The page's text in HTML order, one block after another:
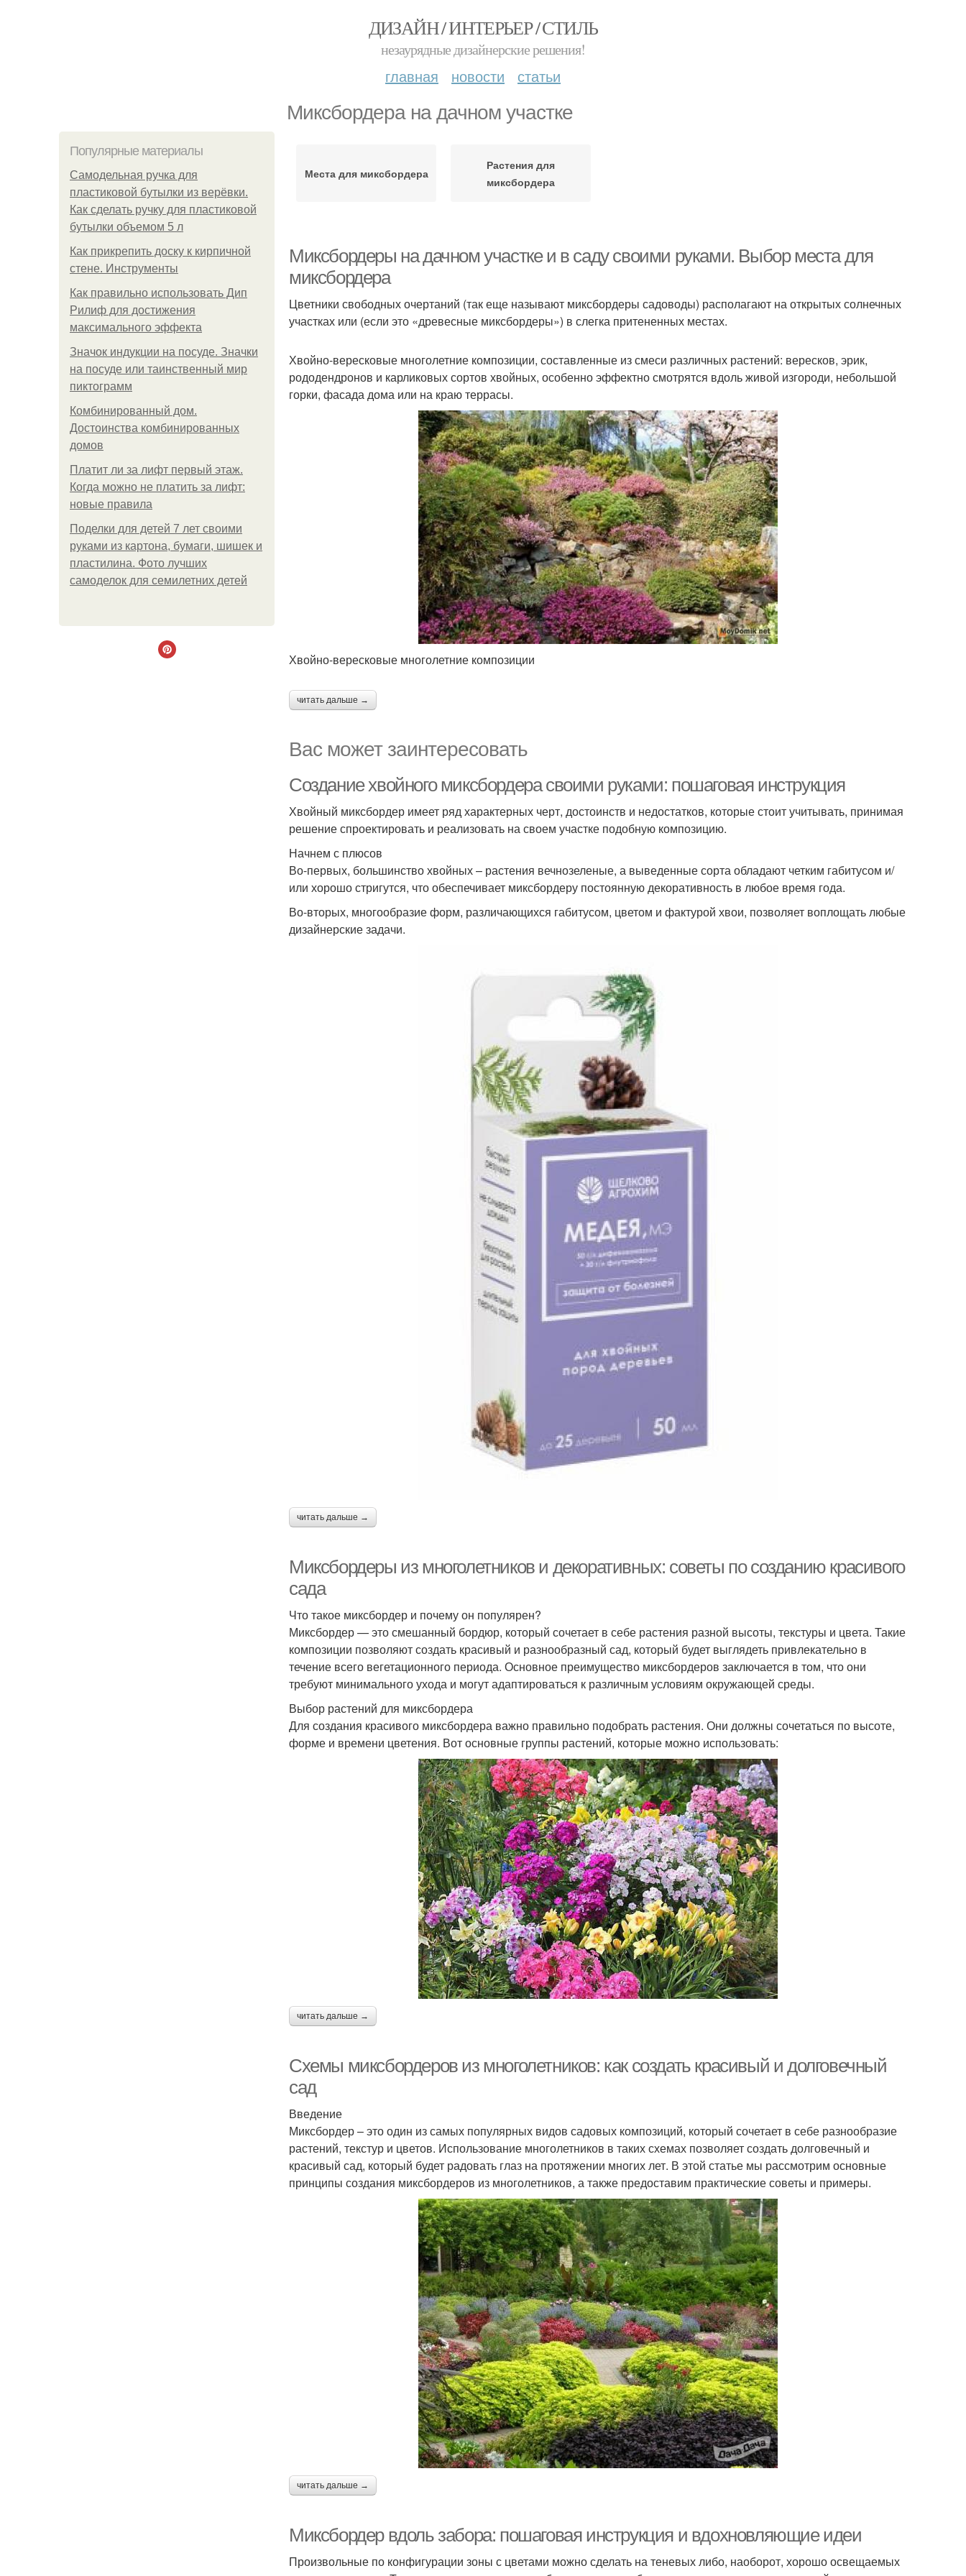
ДИЗАЙН / ИНТЕРЬЕР / СТИЛЬ
незаурядные дизайнерские решения!
главная новости статьи
Миксбордера на дачном участке
Популярные материалы
Самодельная ручка для
пластиковой бутылки из верёвки.
Как сделать ручку для пластиковой
бутылки объемом 5 л
Как прикрепить доску к кирпичной
стене. Инструменты
Как правильно использовать Дип
Рилиф для достижения
максимального эффекта
Значок индукции на посуде. Значки
на посуде или таинственный мир
пиктограмм
Комбинированный дом.
Достоинства комбинированных
домов
Платит ли за лифт первый этаж.
Когда можно не платить за лифт:
новые правила
Поделки для детей 7 лет своими
руками из картона, бумаги, шишек и
пластилина. Фото лучших
самоделок для семилетних детей
Места для миксбордера
Растения для
миксбордера
Миксбордеры на дачном участке и в саду своими руками. Выбор места для
миксбордера
Цветники свободных очертаний (так еще называют миксбордеры садоводы) располагают на открытых солнечных
участках или (если это «древесные миксбордеры») в слегка притененных местах.
Хвойно-вересковые многолетние композиции, составленные из смеси различных растений: вересков, эрик,
рододендронов и карликовых сортов хвойных, особенно эффектно смотрятся вдоль живой изгороди, небольшой
горки, фасада дома или на краю террасы.
Хвойно-вересковые многолетние композиции
читать дальше →
Вас может заинтересовать
Создание хвойного миксбордера своими руками: пошаговая инструкция
Хвойный миксбордер имеет ряд характерных черт, достоинств и недостатков, которые стоит учитывать, принимая
решение спроектировать и реализовать на своем участке подобную композицию.
Начнем с плюсов
Во-первых, большинство хвойных – растения вечнозеленые, а выведенные сорта обладают четким габитусом и/
или хорошо стригутся, что обеспечивает миксбордеру постоянную декоративность в любое время года.
Во-вторых, многообразие форм, различающихся габитусом, цветом и фактурой хвои, позволяет воплощать любые
дизайнерские задачи.
читать дальше →
Миксбордеры из многолетников и декоративных: советы по созданию красивого
сада
Что такое миксбордер и почему он популярен?
Миксбордер — это смешанный бордюр, который сочетает в себе растения разной высоты, текстуры и цвета. Такие
композиции позволяют создать красивый и разнообразный сад, который будет выглядеть привлекательно в
течение всего вегетационного периода. Основное преимущество миксбордеров заключается в том, что они
требуют минимального ухода и могут адаптироваться к различным условиям окружающей среды.
Выбор растений для миксбордера
Для создания красивого миксбордера важно правильно подобрать растения. Они должны сочетаться по высоте,
форме и времени цветения. Вот основные группы растений, которые можно использовать:
читать дальше →
Схемы миксбордеров из многолетников: как создать красивый и долговечный
сад
Введение
Миксбордер – это один из самых популярных видов садовых композиций, который сочетает в себе разнообразие
растений, текстур и цветов. Использование многолетников в таких схемах позволяет создать долговечный и
красивый сад, который будет радовать глаз на протяжении многих лет. В этой статье мы рассмотрим основные
принципы создания миксбордеров из многолетников, а также предоставим практические советы и примеры.
читать дальше →
Миксбордер вдоль забора: пошаговая инструкция и вдохновляющие идеи
Произвольные по конфигурации зоны с цветами можно сделать на теневых либо, наоборот, хорошо освещаемых